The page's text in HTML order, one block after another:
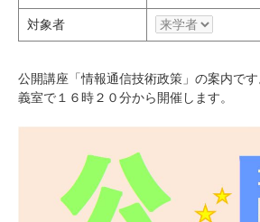
研究・教員Navi
受験生 在学生
企業・研究者
キャンパスマップ お問い合わせ
対象者
公開講座「情報通信技術政策」の案内で
義室で１６時２０分から開催します。